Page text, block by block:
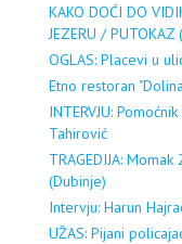
KAKO DOĆI DO
JEZERU / PUTOKAZ
OGLAS: Placevi u
Etno restoran
INTERVJU:
Tahirović
TRAGEDIJA:
(Dubinje)
Intervju: Harun
UŽAS: Pijani